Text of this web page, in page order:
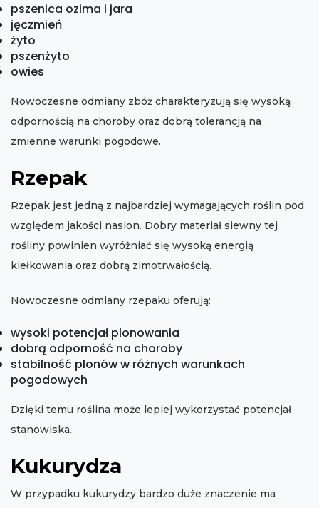
pszenica ozima i jara
jęczmień
żyto
pszenżyto
owies
Nowoczesne odmiany zbóż charakteryzują się wysoką
odpornością na choroby oraz dobrą tolerancją na
zmienne warunki pogodowe.
Rzepak
Rzepak jest jedną z najbardziej wymagających roślin pod
względem jakości nasion. Dobry materiał siewny tej
rośliny powinien wyróżniać się wysoką energią
kiełkowania oraz dobrą zimotrwałością.
Nowoczesne odmiany rzepaku oferują:
wysoki potencjał plonowania
dobrą odporność na choroby
stabilność plonów w różnych warunkach
pogodowych
Dzięki temu roślina może lepiej wykorzystać potencjał
stanowiska.
Kukurydza
W przypadku kukurydzy bardzo duże znaczenie ma